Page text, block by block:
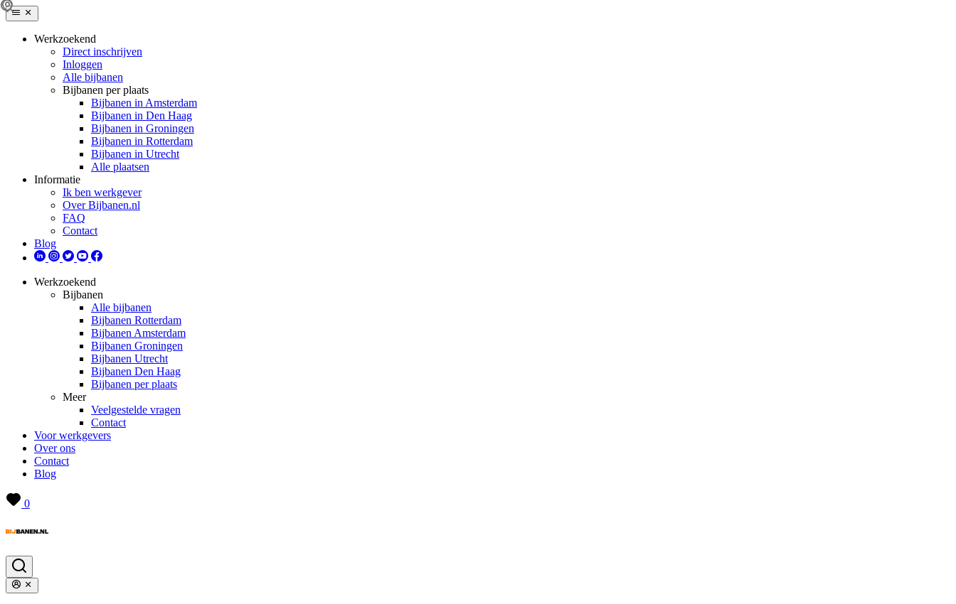
Werkzoekend
Direct inschrijven
Inloggen
Alle bijbanen
Bijbanen per plaats
Bijbanen in Amsterdam
Bijbanen in Den Haag
Bijbanen in Groningen
Bijbanen in Rotterdam
Bijbanen in Utrecht
Alle plaatsen
Informatie
Ik ben werkgever
Over Bijbanen.nl
FAQ
Contact
Blog
Werkzoekend
Bijbanen
Alle bijbanen
Bijbanen Rotterdam
Bijbanen Amsterdam
Bijbanen Groningen
Bijbanen Utrecht
Bijbanen Den Haag
Bijbanen per plaats
Meer
Veelgestelde vragen
Contact
Voor werkgevers
Over ons
Contact
Blog
0